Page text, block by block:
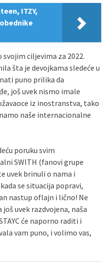
ITZY,
svojim ciljevima za 2022.
šta je devojkama sledeće u
puno prilika da
još uvek nismo imale
iz inostranstva, tako
naše internacionalne
poruku svim
SWITH (fanovi grupe
uvek brinuli o nama i
se situacija popravi,
nastup oflajn i lično! Ne
uvek razdvojena, naša
će naporno raditi i
vam puno, i volimo vas,